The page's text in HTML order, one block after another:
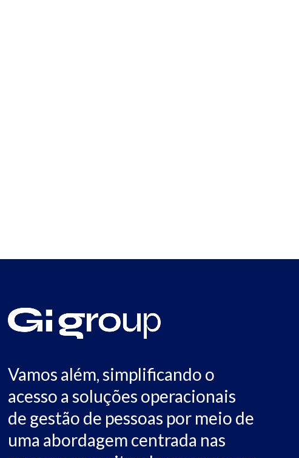
Vamos além, simplificando o
acesso a soluções operacionais
de gestão de pessoas por meio de
uma abordagem centrada nas